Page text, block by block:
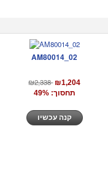
AM80014_02
₪2,338 ₪1,204
תחסוך: 49%
קנה עכשיו